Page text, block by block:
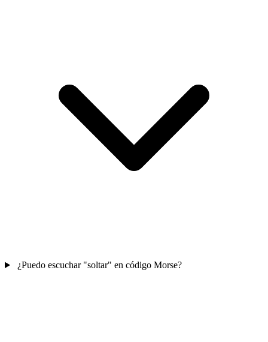
¿Puedo escuchar "soltar" en código Morse?